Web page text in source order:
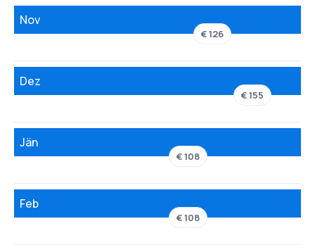
Nov
€ 126
Dez
€ 155
Jän
€ 108
Feb
€ 108